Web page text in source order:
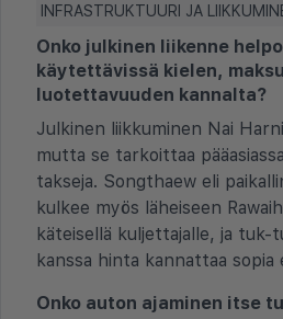
INFRASTRUKTUURI JA
Onko julkinen liikenne
käytettävissä kielen,
luotettavuuden kannalta?
Julkinen liikkuminen Nai
mutta se tarkoittaa
takseja. Songthaew eli
kulkee myös läheiseen
käteisellä kuljettajalle, ja tuk-
kanssa hinta kannattaa sopia
Onko auton ajaminen itse